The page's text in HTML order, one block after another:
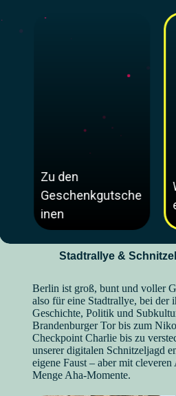
Zu den
Geschenkgutsche
inen
Stadtrallye &
Berlin ist groß, bunt und voller
also für eine Stadtrallye, bei der
Geschichte, Politik und
Brandenburger Tor bis zum
Checkpoint Charlie bis zu
unserer digitalen Schnitzeljagd
eigene Faust – aber mit
Menge Aha-Momente.